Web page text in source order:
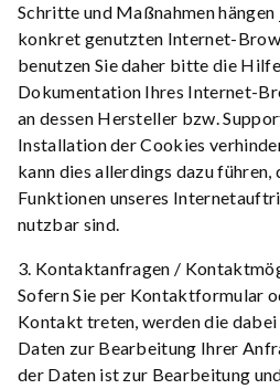
Schritte und Maßnahmen
konkret genutzten Internet-
benutzen Sie daher bitte die
Dokumentation Ihres Internet-
an dessen Hersteller bzw.
Installation der Cookies
kann dies allerdings dazu führen,
Funktionen unseres
nutzbar sind.
3. Kontaktanfragen /
Sofern Sie per Kontaktformular
Kontakt treten, werden die dabei
Daten zur Bearbeitung Ihrer
der Daten ist zur Bearbeitung